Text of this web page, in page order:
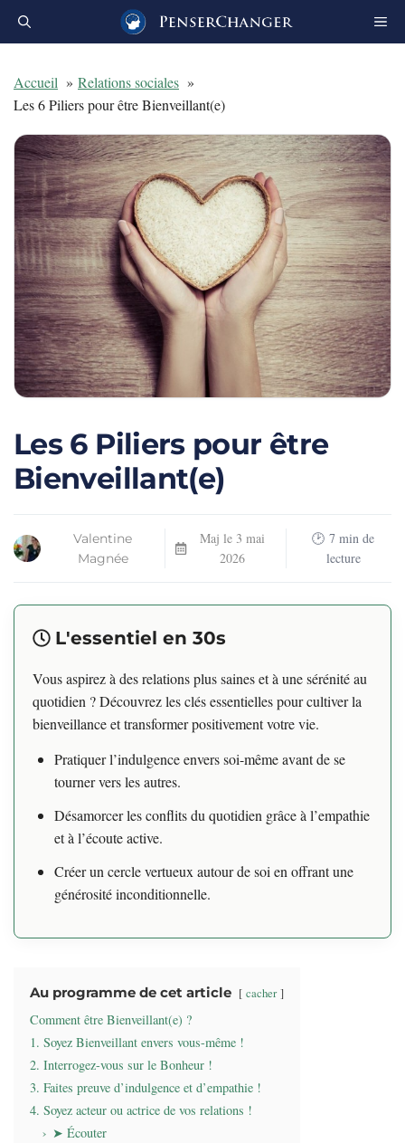
Accueil
Relations sociales
Les 6 Piliers pour être Bienveillant(e)
Les 6 Piliers pour être
Bienveillant(e)
Valentine
Magnée
Maj le 3 mai
2026
7 min de
lecture
L'essentiel en 30s
Vous aspirez à des relations plus saines et à une sérénité au
quotidien ? Découvrez les clés essentielles pour cultiver la
bienveillance et transformer positivement votre vie.
Pratiquer l’indulgence envers soi-même avant de se
tourner vers les autres.
Désamorcer les conflits du quotidien grâce à l’empathie
et à l’écoute active.
Créer un cercle vertueux autour de soi en offrant une
générosité inconditionnelle.
Au programme de cet article cacher
Comment être Bienveillant(e) ?
1. Soyez Bienveillant envers vous-même !
2. Interrogez-vous sur le Bonheur !
3. Faites preuve d’indulgence et d’empathie !
4. Soyez acteur ou actrice de vos relations !
➤ Écouter